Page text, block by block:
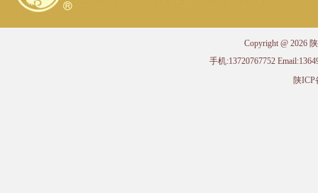
Copyright @ 2026
手机:13720767752
陕ICP